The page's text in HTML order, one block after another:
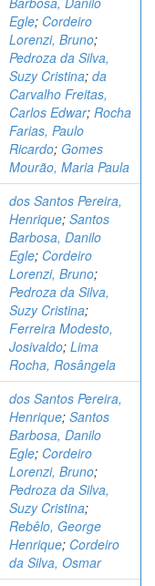
Egle; Cordeiro
Lorenzi, Bruno;
Pedroza da Silva,
Suzy Cristina; da
Carvalho Freitas,
Carlos Edwar; Rocha
Farias, Paulo
Ricardo; Gomes
Mourão, Maria Paula
dos Santos Pereira,
Henrique; Santos
Barbosa, Danilo
Egle; Cordeiro
Lorenzi, Bruno;
Pedroza da Silva,
Suzy Cristina;
Ferreira Modesto,
Josivaldo; Lima
Rocha, Rosângela
dos Santos Pereira,
Henrique; Santos
Barbosa, Danilo
Egle; Cordeiro
Lorenzi, Bruno;
Pedroza da Silva,
Suzy Cristina;
Rebêlo, George
Henrique; Cordeiro
da Silva, Osmar